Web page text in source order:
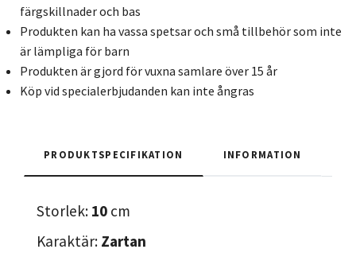
färgskillnader och bas
Produkten kan ha vassa spetsar och små tillbehör som inte
är lämpliga för barn
Produkten är gjord för vuxna samlare över 15 år
Köp vid specialerbjudanden kan inte ångras
PRODUKTSPECIFIKATION INFORMATION
Storlek: 10 cm
Karaktär: Zartan